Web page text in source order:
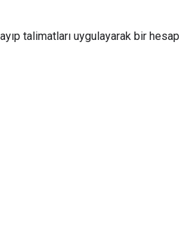
talimatları uygulayarak bir hesap